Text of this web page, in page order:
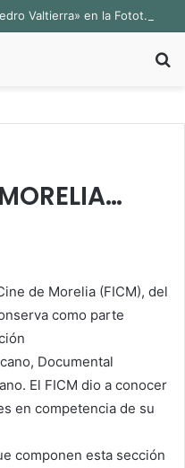
Inauguran sala permanente «Pedro Valtierra» en la Fototeca de Zacatecas
de Morelia (FICM), del
como parte
Documental
El FICM dio a conocer
en competencia de su
componen esta sección